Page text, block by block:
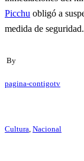
Picchu obligó a
medida de
By
pagina-contigotv
Cultura, Nacional